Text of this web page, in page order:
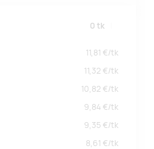
0 tk
11,81 €/tk
11,32 €/tk
10,82 €/tk
9,84 €/tk
9,35 €/tk
8,61 €/tk